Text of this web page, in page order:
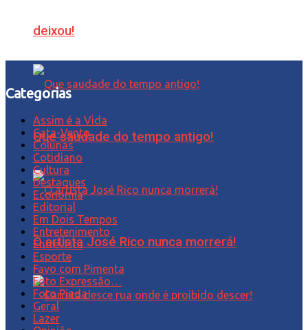
deixou!
Que saudade do tempo antigo!
O artista José Rico nunca morrerá!
Categorias
Assim é a Vida
Cata-Vento
Colunas
Cotidiano
Cultura
Destaques
Economia
Editorial
Em Dois Tempos
Entretenimento
Entrevista
Esporte
Favo com Pimenta
Foto Expressão…
Foto Piada
Geral
Lazer